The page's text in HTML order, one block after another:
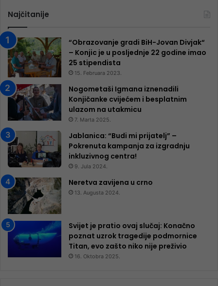
Najčitanije
“Obrazovanje gradi BiH-Jovan Divjak“
– Konjic je u posljednje 22 godine imao
25 ​​stipendista
15. Februara 2023.
Nogometaši Igmana iznenadili
Konjičanke cvijećem i besplatnim
ulazom na utakmicu
7. Marta 2025.
Jablanica: “Budi mi prijatelj” –
Pokrenuta kampanja za izgradnju
inkluzivnog centra!
9. Jula 2024.
Neretva zavijena u crno
13. Augusta 2024.
Svijet je pratio ovaj slučaj: Konačno
poznat uzrok tragedije podmornice
Titan, evo zašto niko nije preživio
16. Oktobra 2025.